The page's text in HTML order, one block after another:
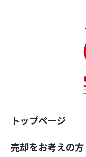
トップページ
売却をお考えの方